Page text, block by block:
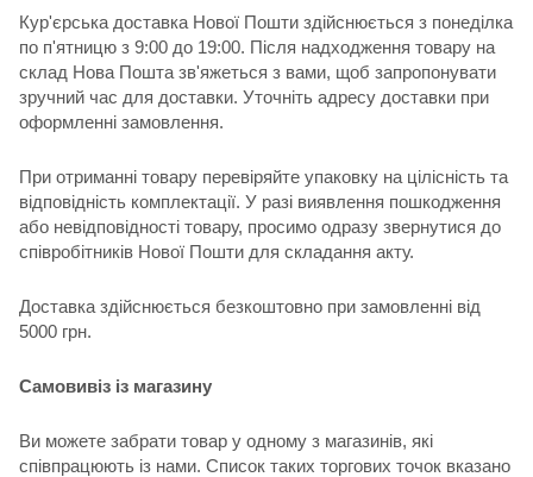
Кур'єрська доставка Нової Пошти здійснюється з понеділка
по п'ятницю з 9:00 до 19:00. Після надходження товару на
склад Нова Пошта зв'яжеться з вами, щоб запропонувати
зручний час для доставки. Уточніть адресу доставки при
оформленні замовлення.
При отриманні товару перевіряйте упаковку на цілісність та
відповідність комплектації. У разі виявлення пошкодження
або невідповідності товару, просимо одразу звернутися до
співробітників Нової Пошти для складання акту.
Доставка здійснюється безкоштовно при замовленні від
5000 грн.
Самовивіз із магазину
Ви можете забрати товар у одному з магазинів, які
співпрацюють із нами. Список таких торгових точок вказано